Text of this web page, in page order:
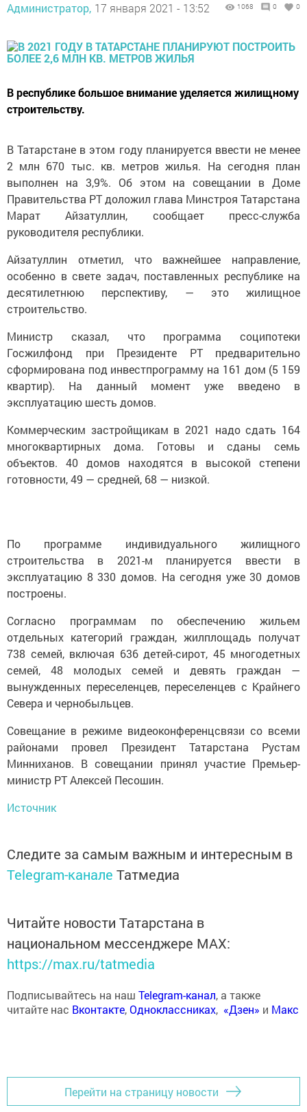
Администратор, 17 января 2021 - 13:52 1068 0 0
В республике большое внимание уделяется жилищному
строительству.
В Татарстане в этом году планируется ввести не менее
2 млн 670 тыс. кв. метров жилья. На сегодня план
выполнен на 3,9%. Об этом на совещании в Доме
Правительства РТ доложил глава Минстроя Татарстана
Марат Айзатуллин, сообщает пресс-служба
руководителя республики.
Айзатуллин отметил, что важнейшее направление,
особенно в свете задач, поставленных республике на
десятилетнюю перспективу, — это жилищное
строительство.
Министр сказал, что программа соципотеки
Госжилфонд при Президенте РТ предварительно
сформирована под инвестпрограмму на 161 дом (5 159
квартир). На данный момент уже введено в
эксплуатацию шесть домов.
Коммерческим застройщикам в 2021 надо сдать 164
многоквартирных дома. Готовы и сданы семь
объектов. 40 домов находятся в высокой степени
готовности, 49 — средней, 68 — низкой.
По программе индивидуального жилищного
строительства в 2021-м планируется ввести в
эксплуатацию 8 330 домов. На сегодня уже 30 домов
построены.
Согласно программам по обеспечению жильем
отдельных категорий граждан, жилплощадь получат
738 семей, включая 636 детей-сирот, 45 многодетных
семей, 48 молодых семей и девять граждан —
вынужденных переселенцев, переселенцев с Крайнего
Севера и чернобыльцев.
Совещание в режиме видеоконференцсвязи со всеми
районами провел Президент Татарстана Рустам
Минниханов. В совещании принял участие Премьер-
министр РТ Алексей Песошин.
Источник
Следите за самым важным и интересным в
Telegram-канале Татмедиа
Читайте новости Татарстана в
национальном мессенджере MАХ:
https://max.ru/tatmedia
Подписывайтесь на наш Telegram-канал, а также
читайте нас Вконтакте,Одноклассниках, «Дзен» и Макс
Перейти на страницу новости